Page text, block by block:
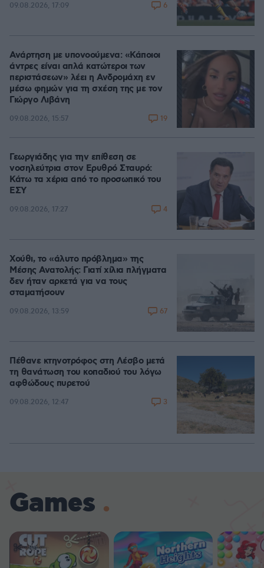
09.08.2026, 17:09 6
Ανάρτηση με υπονοούμενα: «Κάποιοι
άντρες είναι απλά κατώτεροι των
περιστάσεων» λέει η Ανδρομάχη εν
μέσω φημών για τη σχέση της με τον
Γιώργο Λιβάνη
09.08.2026, 15:57 19
Γεωργιάδης για την επίθεση σε
νοσηλεύτρια στον Ερυθρό Σταυρό:
Κάτω τα χέρια από το προσωπικό του
ΕΣΥ
09.08.2026, 17:27 4
Χούθι, το «άλυτο πρόβλημα» της
Μέσης Ανατολής: Γιατί χίλια πλήγματα
δεν ήταν αρκετά για να τους
σταματήσουν
09.08.2026, 13:59 67
Πέθανε κτηνοτρόφος στη Λέσβο μετά
τη θανάτωση του κοπαδιού του λόγω
αφθώδους πυρετού
09.08.2026, 12:47 3
Games